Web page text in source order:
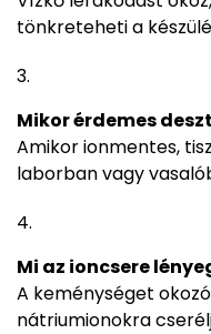
tönkreteheti a
Mikor érdemes
Amikor ionmentes,
laborban vagy
Mi az ioncsere
A keménységet okozó
nátriumionokra